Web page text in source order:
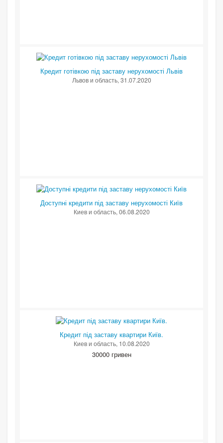
Кредит готівкою під заставу нерухомості Львів
Львов и область, 31.07.2020
Доступні кредити під заставу нерухомості Київ
Киев и область, 06.08.2020
Кредит під заставу квартири Київ.
Киев и область, 10.08.2020
30000 гривен